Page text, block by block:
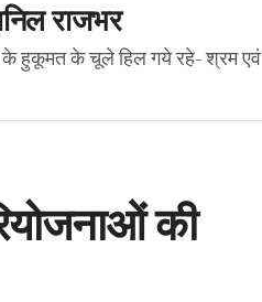
राजभर
के हुकूमत के चूले हिल गये रहे- श्रम एवं
की